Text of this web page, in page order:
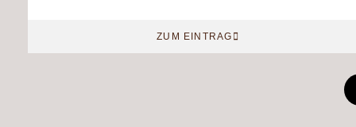
ZUM EINTRAG